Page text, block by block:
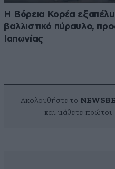
Η Βόρεια Κορέα
βαλλιστικό πύραυλο,
Ιαπωνίας
Ακολουθήστε το
και μάθετε πρώτοι